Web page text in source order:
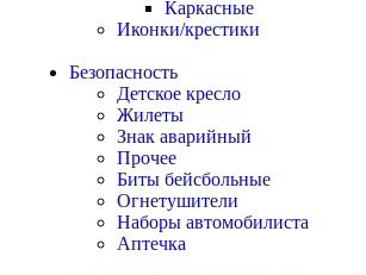
Каркасные
Иконки/крестики
Безопасность
Детское кресло
Жилеты
Знак аварийный
Прочее
Биты бейсбольные
Огнетушители
Наборы автомобилиста
Аптечка